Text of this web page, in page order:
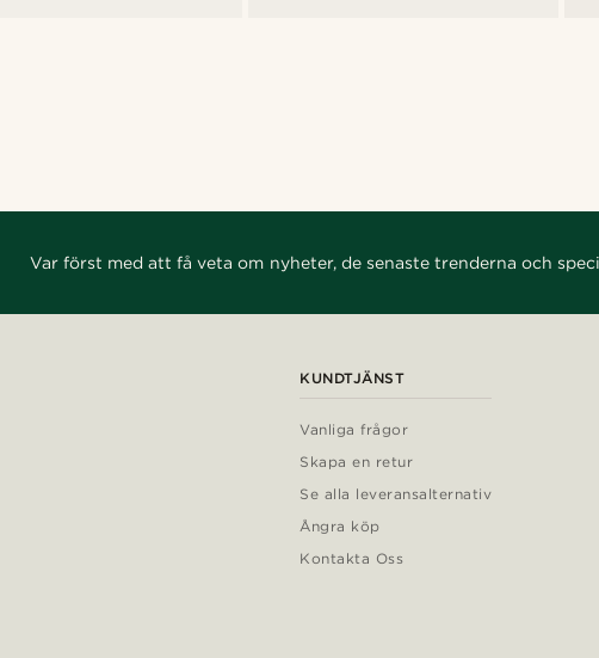
Var först med att få veta om nyheter, de senaste trenderna och
KUNDTJÄNST
Vanliga frågor
Skapa en retur
Se alla leveransalternativ
Ångra köp
Kontakta Oss